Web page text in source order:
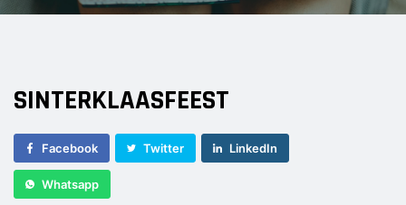
Vrijwilliger worden
Sponsor worden
SINTERKLAASFEEST
Facebook Twitter LinkedIn
Whatsapp